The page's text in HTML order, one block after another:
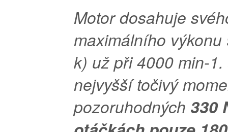
Motor dosahuje
maximálního výkonu
k) už při 4000 min-
nejvyšší točivý
pozoruhodných 330